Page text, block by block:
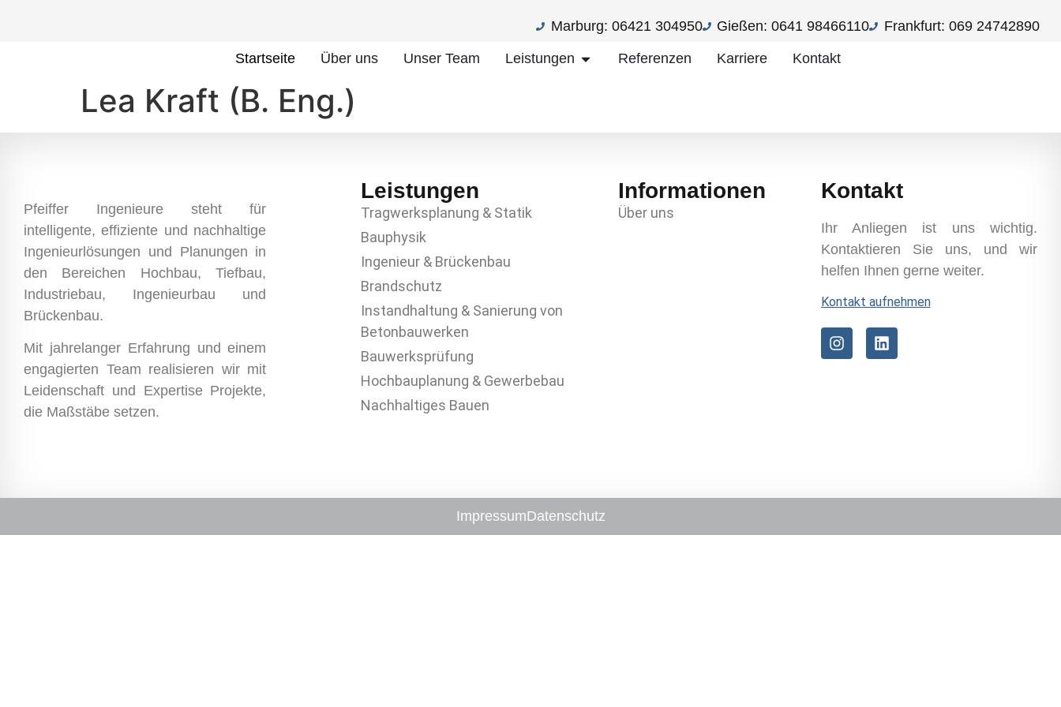
Marburg: 06421 304950 Gießen: 0641 98466110 Frankfurt: 069 24742890
Startseite Über uns Unser Team Leistungen Referenzen Karriere Kontakt
Lea Kraft (B. Eng.)
Pfeiffer Ingenieure steht für
intelligente, effiziente und nachhaltige
Ingenieurlösungen und Planungen in
den Bereichen Hochbau, Tiefbau,
Industriebau, Ingenieurbau und
Brückenbau.
Mit jahrelanger Erfahrung und einem
engagierten Team realisieren wir mit
Leidenschaft und Expertise Projekte,
die Maßstäbe setzen.
Leistungen
Tragwerksplanung & Statik
Bauphysik
Ingenieur & Brückenbau
Brandschutz
Instandhaltung & Sanierung von
Betonbauwerken
Bauwerksprüfung
Hochbauplanung & Gewerbebau
Nachhaltiges Bauen
Informationen
Über uns
Kontakt
Ihr Anliegen ist uns wichtig.
Kontaktieren Sie uns, und wir
helfen Ihnen gerne weiter.
Kontakt aufnehmen
ImpressumDatenschutz